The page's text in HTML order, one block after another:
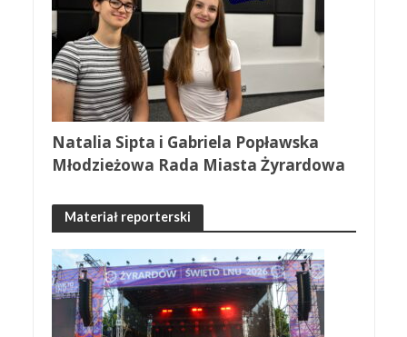
Natalia Sipta i Gabriela Popławska
Młodzieżowa Rada Miasta Żyrardowa
Materiał reporterski